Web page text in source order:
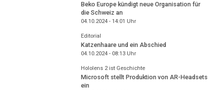
Beko Europe kündigt neue Organisation für
die Schweiz an
04.10.2024 - 14:01 Uhr
Editorial
Katzenhaare und ein Abschied
04.10.2024 - 08:13Uhr
Hololens 2 ist Geschichte
Microsoft stellt Produktion von AR-Headsets
ein